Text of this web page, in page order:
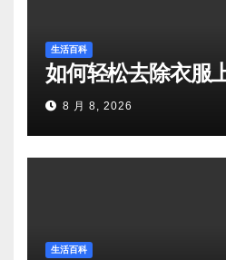
生活百科
如何轻松去除衣服
8 月 8, 2026
生活百科